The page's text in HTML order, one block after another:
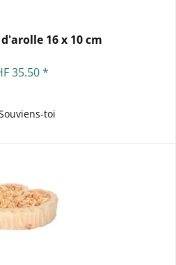
16 x 10 cm
35.50 *
toi